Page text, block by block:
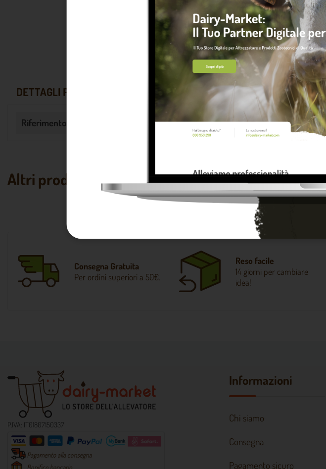
DETTAGLI PRODOTTO
Riferimento DM000902
Altri prodotti che potrebbero piacerti
Consegna Gratuita
Per ordini superiori a 50€.
Reso facile
14 giorni per cambiare
idea!
P.IVA: IT01807150337
Informazioni
Chi siamo
Consegna
Pagamento sicuro